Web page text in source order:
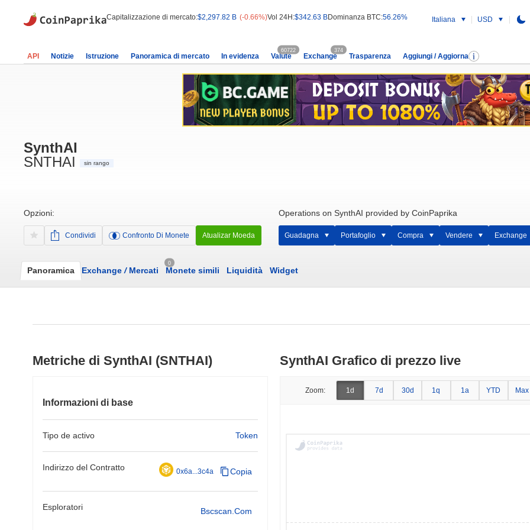
Capitalizzazione di mercato:$2,297.82 B (-0.66%)Vol 24H:$342.63 BDominanza BTC:56.26% Italiana USD
API Notizie Istruzione Panoramica di mercato In evidenza Valute
60722
Exchange
374
Trasparenza Aggiungi / Aggiorna
SynthAI
SNTHAI
sin rango
Opzioni:
Condividi Confronto Di Monete Atualizar Moeda
Operations on SynthAI provided by CoinPaprika
Guadagna Portafoglio Compra Vendere Exchange
Panoramica Exchange /Mercati
0
Monete simili Liquidità Widget
Metriche di SynthAI (SNTHAI)
Informazioni di base
Tipo de activo Token
Indirizzo del Contratto 0x6a...3c4a Copia
Esploratori Bscscan.com
SynthAI Grafico di prezzo live
Zoom: 1d 7d 30d 1q 1a YTD Max